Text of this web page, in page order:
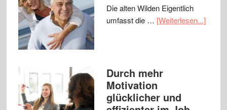
Die alten Wilden Eigentlich
umfasst die … [Weiterlesen...]
Durch mehr
Motivation
glücklicher und